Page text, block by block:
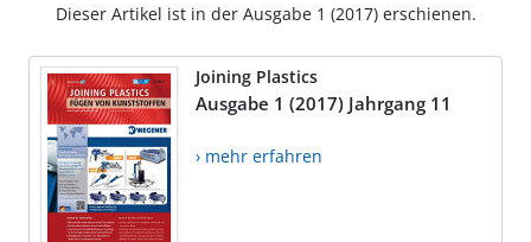
Dieser Artikel ist in der Ausgabe 1 (2017) erschienen.
Joining Plastics
Ausgabe 1 (2017) Jahrgang 11
› mehr erfahren